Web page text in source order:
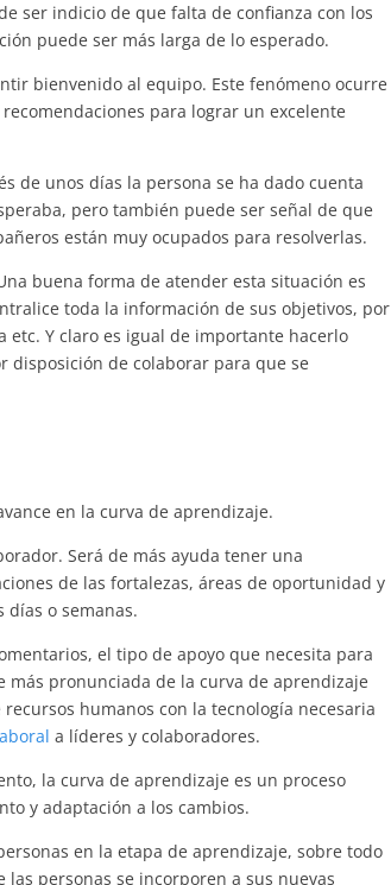
ser indicio de que falta de confianza con los
puede ser más larga de lo esperado.
bienvenido al equipo. Este fenómeno ocurre
para lograr un excelente
de unos días la persona se ha dado cuenta
pero también puede ser señal de que
están muy ocupados para resolverlas.
buena forma de atender esta situación es
toda la información de sus objetivos, por
Y claro es igual de importante hacerlo
disposición de colaborar para que se
en la curva de aprendizaje.
Será de más ayuda tener una
de las fortalezas, áreas de oportunidad y
días o semanas.
el tipo de apoyo que necesita para
pronunciada de la curva de aprendizaje
humanos con la tecnología necesaria
a líderes y colaboradores.
la curva de aprendizaje es un proceso
y adaptación a los cambios.
en la etapa de aprendizaje, sobre todo
personas se incorporen a sus nuevas